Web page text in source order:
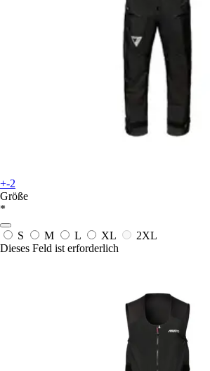
+-2
Größe
*
S M L XL
2XL
Dieses Feld ist erforderlich